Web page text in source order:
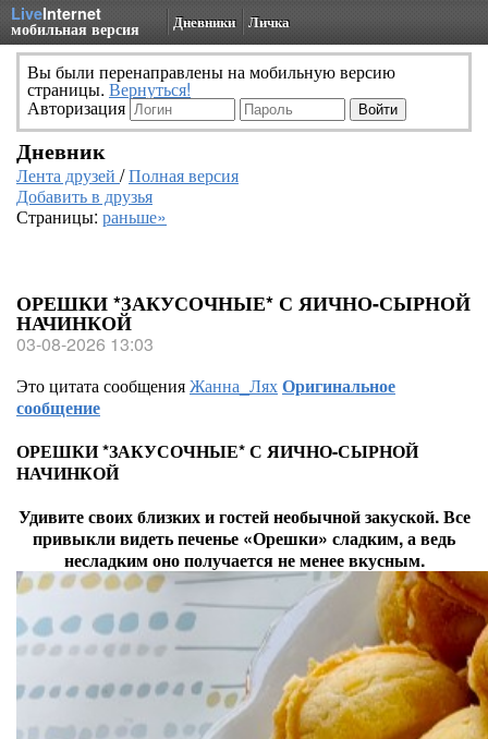
LiveInternet
мобильная версия Дневники Личка
Вы были перенаправлены на мобильную версию
страницы. Вернуться!
Авторизация
Дневник
Лента друзей /Полная версия
Добавить в друзья
Страницы: раньше»
ОРЕШКИ *ЗАКУСОЧНЫЕ* С ЯИЧНО-СЫРНОЙ
НАЧИНКОЙ
03-08-2026 13:03
Это цитата сообщенияЖанна_ЛяхОригинальное
сообщение
ОРЕШКИ *ЗАКУСОЧНЫЕ* С ЯИЧНО-СЫРНОЙ
НАЧИНКОЙ
Удивите своих близких и гостей необычной закуской. Все
привыкли видеть печенье «Орешки» сладким, а ведь
несладким оно получается не менее вкусным.